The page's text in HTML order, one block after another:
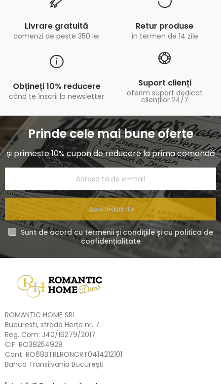
Livrare gratuită
comenzi de peste 350 lei
Retur produse
în termen de 14 zile
Obțineți 10% reducere
când te înscrii la newsletter
Suport clienți
oferim suport dedicat
clienților 24/7
Prinde cele mai bune oferte
și primește 10% cupon de reducere la prima comandă
Aboneaza-te
Sunt de acord cu termenii și condițiile și cu politica de
confidențialitate
ROMANTIC HOME SRL
Bucuresti, strada Herța nr. 7
Reg. Com: J40/16279/2017
CIF: RO38254928
Cont: RO68BTRLRONCRT0414212101
Banca Transilvania București